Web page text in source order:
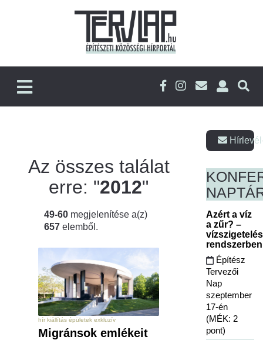
Az összes találat
erre: "2012"
49-60 megjelenítése a(z)
657 elemből.
hír kiállítás épületek exkluzív
Migránsok emlékeit
Azért a víz
a zűr? –
Építész
Tervezői
Nap
szeptember
17-én
(MÉK: 2
pont)